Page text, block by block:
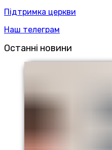
Підтримка церкви
Наш телеграм
Останні новини